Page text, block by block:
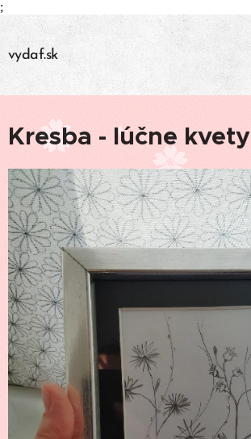
;
vydaf.sk
Kresba - lúčne kvety